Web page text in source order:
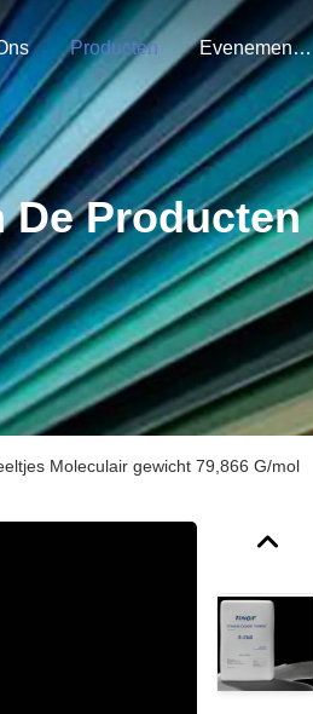
Producten Evenementen
De Producten
Moleculair gewicht 79,866 G/mol